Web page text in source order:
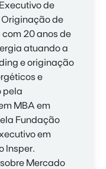
de
de
com 20 anos de
atuando a
e originação
e
pela
MBA em
Fundação
em
Insper.
Mercado